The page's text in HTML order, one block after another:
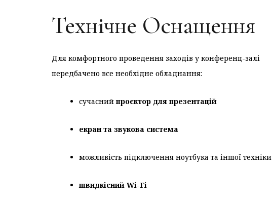
Технічне Оснащення
Для комфортного проведення заходів у конференц-залі
передбачено все необхідне обладнання:
сучаснийпроєктор для презентацій
екран та звукова система
можливість підключення ноутбука та іншої техніки
швидкісний Wi-Fi